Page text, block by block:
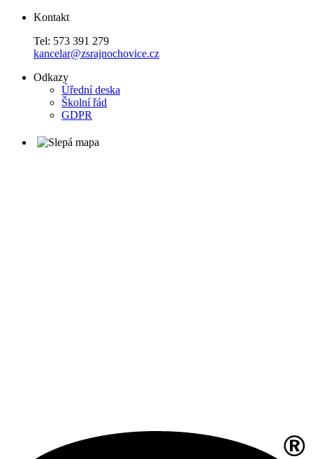
Kontakt
Tel: 573 391 279
kancelar@zsrajnochovice.cz
Odkazy
Úřední deska
Školní řád
GDPR